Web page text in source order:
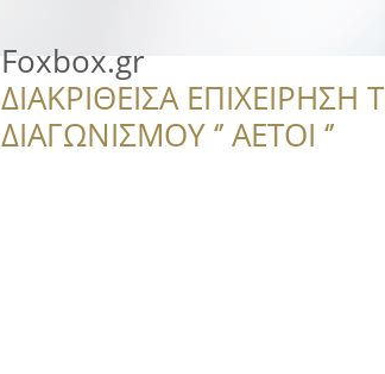
Foxbox.gr
ΔΙΑΚΡΙΘΕΙΣΑ ΕΠΙΧΕΙΡΗΣΗ
ΔΙΑΓΩΝΙΣΜΟΥ ‘’ ΑΕΤΟΙ ‘’